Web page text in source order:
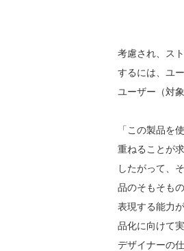
考慮され、ス
するには、ユ
ユーザー（対
「この製品を
重ねることが
したがって、
品のそもそも
表現する能力
品化に向けて
デザイナーの